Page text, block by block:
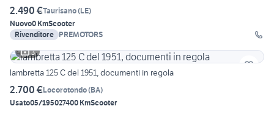
2.490 €Taurisano(LE)
Nuovo0 KmScooter
Rivenditore PREMOTORS
3
lambretta 125 C del 1951, documenti in regola
2.700 €Locorotondo(BA)
Usato05/195027400 KmScooter